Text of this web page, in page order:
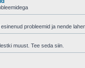
probleemid ja nende
muust. Tee seda siin.